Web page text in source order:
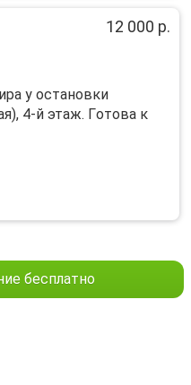
12 000 р.
у остaновки
4‑й этaж. Гoтoвa к
бесплатно